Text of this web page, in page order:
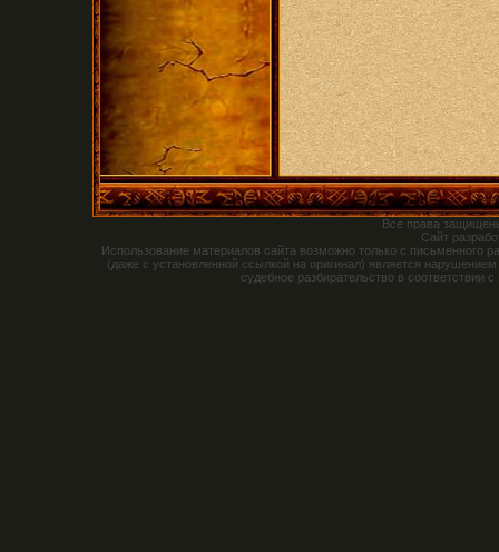
Все права
Сайт
Использование материалов сайта возможно только с письменного
(даже с установленной ссылкой на оригинал) является
судебное разбирательство в